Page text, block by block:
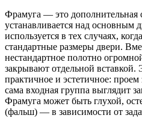
Фрамуга — это дополнительная
устанавливается над
используется в тех случаях,
стандартные размеры двери.
нестандартное полотно
закрывают отдельной
практичное и эстетичное:
сама входная группа выглядит
Фрамуга может быть глухой,
(фальш) — в зависимости от